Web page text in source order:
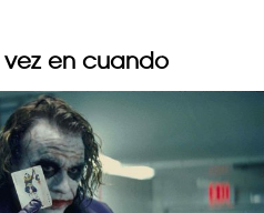
vez en cuando